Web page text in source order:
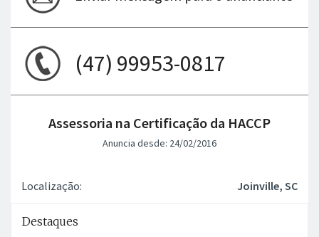
(47) 99953-0817
Assessoria na Certificação da HACCP
Anuncia desde: 24/02/2016
Localização: Joinville, SC
Destaques